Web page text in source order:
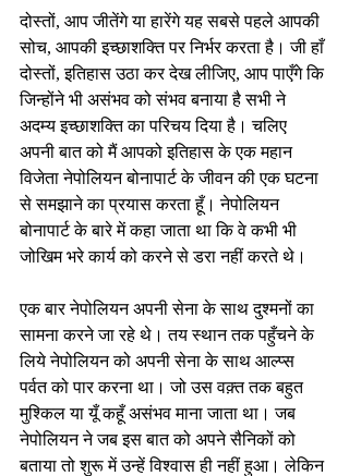
दोस्तों, आप जीतेंगे या हारेंगे यह सबसे पहले आपकी
सोच, आपकी इच्छाशक्ति पर निर्भर करता है। जी हाँ
दोस्तों, इतिहास उठा कर देख लीजिए, आप पाएँगे कि
जिन्होंने भी असंभव को संभव बनाया है सभी ने
अदम्य इच्छाशक्ति का परिचय दिया है। चलिए
अपनी बात को मैं आपको इतिहास के एक महान
विजेता नेपोलियन बोनापार्ट के जीवन की एक घटना
से समझाने का प्रयास करता हूँ। नेपोलियन
बोनापार्ट के बारे में कहा जाता था कि वे कभी भी
जोखिम भरे कार्य को करने से डरा नहीं करते थे।
एक बार नेपोलियन अपनी सेना के साथ दुश्मनों का
सामना करने जा रहे थे। तय स्थान तक पहुँचने के
लिये नेपोलियन को अपनी सेना के साथ आल्प्स
पर्वत को पार करना था। जो उस वक़्त तक बहुत
मुश्किल या यूँ कहूँ असंभव माना जाता था। जब
नेपोलियन ने जब इस बात को अपने सैनिकों को
बताया तो शुरू में उन्हें विश्वास ही नहीं हुआ। लेकिन